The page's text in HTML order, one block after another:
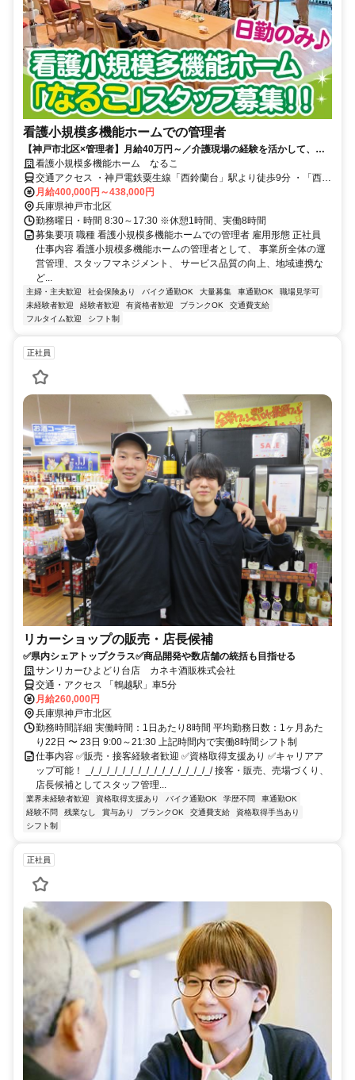
看護小規模多機能ホームでの管理者
【神戸市北区×管理者】月給40万円～／介護現場の経験を活かして、事
業所づくりを担う管理者へ！
看護小規模多機能ホーム なるこ
交通アクセス ・神戸電鉄粟生線「西鈴蘭台」駅より徒歩9分 ・「西鈴
蘭台駅前」バス停より徒歩9分
月給400,000円～438,000円
兵庫県神戸市北区
勤務曜日・時間 8:30～17:30 ※休憩1時間、実働8時間
募集要項 職種 看護小規模多機能ホームでの管理者 雇用形態 正社員
仕事内容 看護小規模多機能ホームの管理者として、 事業所全体の運
営管理、スタッフマネジメント、 サービス品質の向上、地域連携な
ど...
主婦・主夫歓迎 社会保険あり バイク通勤OK 大量募集 車通勤OK
職場見学可
未経験者歓迎
経験者歓迎 有資格者歓迎 ブランクOK
交通費支給
フルタイム歓迎
シフト制
正社員
リカーショップの販売・店長候補
✅県内シェアトップクラス✅商品開発や数店舗の統括も目指せる
サンリカーひよどり台店 カネキ酒販株式会社
交通・アクセス 「鵯越駅」車5分
月給260,000円
兵庫県神戸市北区
勤務時間詳細 実働時間：1日あたり8時間 平均勤務日数：1ヶ月あた
り22日 〜 23日 9:00～21:30 上記時間内で実働8時間シフト制
仕事内容 ✅販売・接客経験者歓迎 ✅資格取得支援あり ✅キャリアア
ップ可能！ _/_/_/_/_/_/_/_/_/_/_/_/_/_/_/_/ 接客・販売、売場づくり、
店長候補としてスタッフ管理...
業界未経験者歓迎 資格取得支援あり バイク通勤OK 学歴不問
車通勤OK
経験不問
残業なし 賞与あり ブランクOK 交通費支給
資格取得手当あり
シフト制
正社員